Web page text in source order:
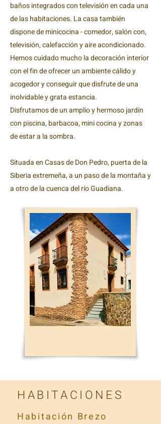
baños integrados con televisión en cada una
de las habitaciones. La casa también
dispone de minicocina - comedor, salón con,
televisión, calefacción y aire acondicionado.
Hemos cuidado mucho la decoración interior
con el fin de ofrecer un ambiente cálido y
acogedor y conseguir que disfrute de una
inolvidable y grata estancia.
Disfrutamos de un amplio y hermoso jardín
con piscina, barbacoa, mini cocina y zonas
de estar a la sombra.
Situada en Casas de Don Pedro, puerta de la
Siberia extremeña, a un paso de la montaña y
a otro de la cuenca del río Guadiana.
HABITACIONES
Habitación Brezo